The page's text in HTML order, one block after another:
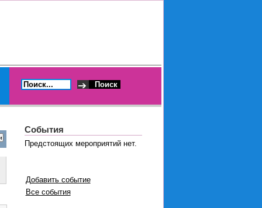
События
Предстоящих мероприятий нет.
Добавить событие
Все события